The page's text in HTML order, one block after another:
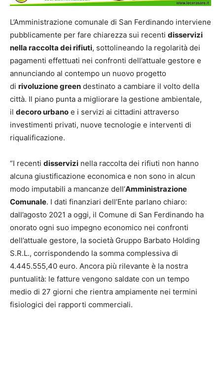
L’Amministrazione comunale di San Ferdinando interviene
pubblicamente per fare chiarezza sui recenti disservizi
nella raccolta dei rifiuti, sottolineando la regolarità dei
pagamenti effettuati nei confronti dell’attuale gestore e
annunciando al contempo un nuovo progetto
di rivoluzione green destinato a cambiare il volto della
città. Il piano punta a migliorare la gestione ambientale,
il decoro urbano e i servizi ai cittadini attraverso
investimenti privati, nuove tecnologie e interventi di
riqualificazione.
“I recenti disservizi nella raccolta dei rifiuti non hanno
alcuna giustificazione economica e non sono in alcun
modo imputabili a mancanze dell’Amministrazione
Comunale. I dati finanziari dell’Ente parlano chiaro:
dall’agosto 2021 a oggi, il Comune di San Ferdinando ha
onorato ogni suo impegno economico nei confronti
dell’attuale gestore, la società Gruppo Barbato Holding
S.R.L., corrispondendo la somma complessiva di
4.445.555,40 euro. Ancora più rilevante è la nostra
puntualità: le fatture vengono saldate con un tempo
medio di 27 giorni che rientra ampiamente nei termini
fisiologici dei rapporti commerciali.